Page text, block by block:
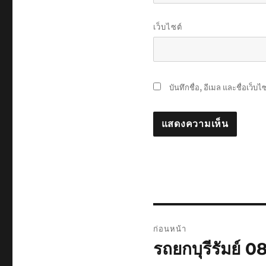
เว็บไซต์
บันทึกชื่อ, อีเมล และชื่อเว็บไ
เรื่อง
ก่อนหน้า
เรื่อง
รถยกบุรีรัมย์